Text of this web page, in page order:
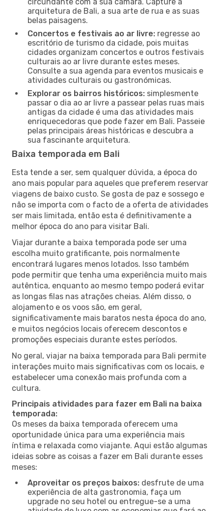
arquitetura de Bali, a sua arte de rua e as suas
belas paisagens.
Concertos e festivais ao ar livre: regresse ao
escritório de turismo da cidade, pois muitas
cidades organizam concertos e outros festivais
culturais ao ar livre durante estes meses.
Consulte a sua agenda para eventos musicais e
atividades culturais ou gastronómicas.
Explorar os bairros históricos: simplesmente
passar o dia ao ar livre a passear pelas ruas mais
antigas da cidade é uma das atividades mais
enriquecedoras que pode fazer em Bali. Passeie
pelas principais áreas históricas e descubra a
sua fascinante arquitetura.
Baixa temporada em Bali
Esta tende a ser, sem qualquer dúvida, a época do
ano mais popular para aqueles que preferem reservar
viagens de baixo custo. Se gosta de paz e sossego e
não se importa com o facto de a oferta de atividades
ser mais limitada, então esta é definitivamente a
melhor época do ano para visitar Bali.
Viajar durante a baixa temporada pode ser uma
escolha muito gratificante, pois normalmente
encontrará lugares menos lotados. Isso também
pode permitir que tenha uma experiência muito mais
autêntica, enquanto ao mesmo tempo poderá evitar
as longas filas nas atrações cheias. Além disso, o
alojamento e os voos são, em geral,
significativamente mais baratos nesta época do ano,
e muitos negócios locais oferecem descontos e
promoções especiais durante estes períodos.
No geral, viajar na baixa temporada para Bali permite
interações muito mais significativas com os locais, e
estabelecer uma conexão mais profunda com a
cultura.
Principais atividades para fazer em Bali na baixa
temporada:
Os meses da baixa temporada oferecem uma
oportunidade única para uma experiência mais
íntima e relaxada como viajante. Aqui estão algumas
ideias sobre as coisas a fazer em Bali durante esses
meses:
Aproveitar os preços baixos: desfrute de uma
experiência de alta gastronomia, faça um
upgrade no seu hotel ou entregue-se a uma